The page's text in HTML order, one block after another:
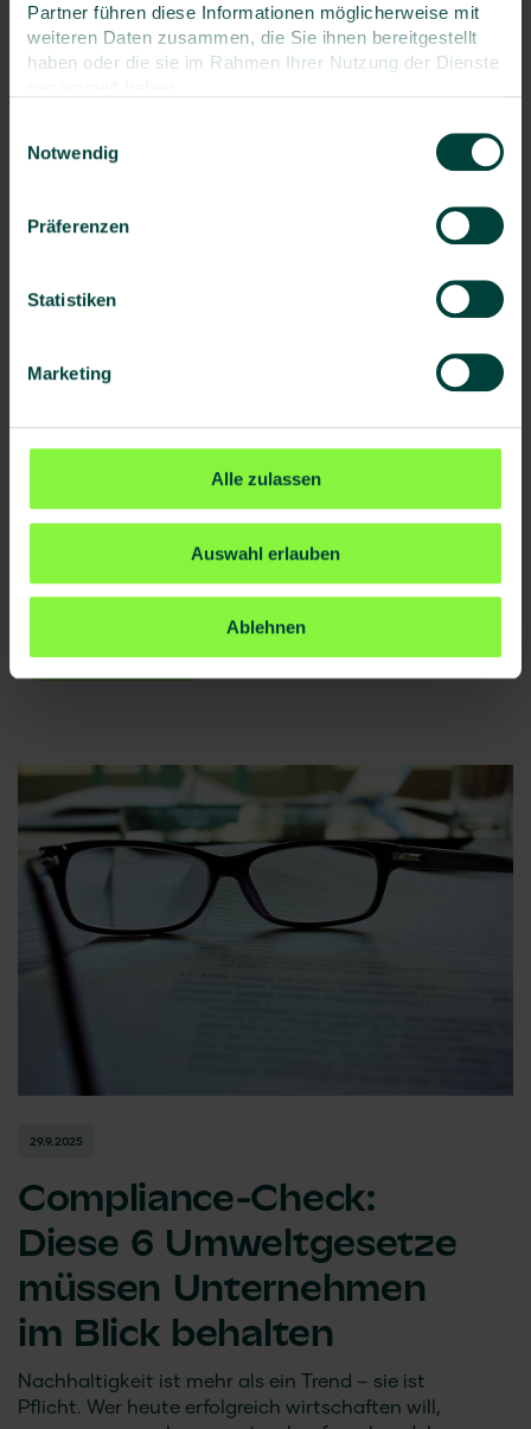
Partner führen diese Informationen möglicherweise mit
weiteren Daten zusammen, die Sie ihnen bereitgestellt
haben oder die sie im Rahmen Ihrer Nutzung der Dienste
Notwendig
Präferenzen
Statistiken
Marketing
Alle zulassen
Auswahl erlauben
Ablehnen
13.10.2025
ESG-Reporting in der
Was Unternehmen jetzt
Praktische Anleitung zur
CSRD-Umsetzung
ESG-Reporting (Environmental, Social,
Governance) ist die systematische
eines Unternehmens, um Transparenz für
Investoren und Stakeholder zu schaffen.
Artikel lesen
29.9.2025
Compliance-Check:
Diese 6 Umweltgesetze
müssen Unternehmen
im Blick behalten
Nachhaltigkeit ist mehr als ein Trend – sie ist
Pflicht. Wer heute erfolgreich wirtschaften will,